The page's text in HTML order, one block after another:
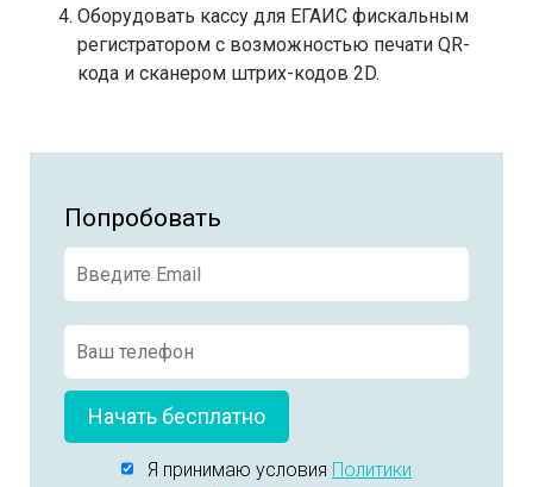
Оборудовать кассу для ЕГАИС фискальным
регистратором с возможностью печати QR-
кода и сканером штрих-кодов 2D.
Попробовать
Начать бесплатно
Я принимаю условия Политики